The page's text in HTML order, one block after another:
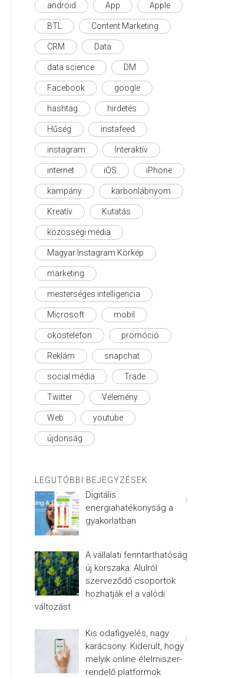
android App Apple
BTL Content Marketing
CRM Data
data science DM
Facebook google
hashtag hirdetés
Hűség instafeed
instagram Interaktív
internet iOS iPhone
kampány karbonlábnyom
Kreatív Kutatás
közösségi média
Magyar Instagram Körkép
marketing
mesterséges intelligencia
Microsoft mobil
okostelefon promóció
Reklám snapchat
social média Trade
Twitter Vélemény
Web youtube
újdonság
LEGUTÓBBI BEJEGYZÉSEK
Digitális
energiahatékonyság a
gyakorlatban
A vállalati fenntarthatóság
új korszaka: Alulról
szerveződő csoportok
hozhatják el a valódi
változást
Kis odafigyelés, nagy
karácsony: Kiderült, hogy
melyik online élelmiszer-
rendelő platformok